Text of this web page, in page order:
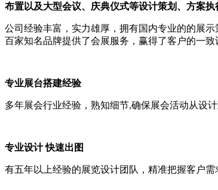
布置以及大型会议、庆典仪式等设计策划、方案
公司经验丰富，实力雄厚，拥有国内专业的的展
百家知名品牌提供了会展服务，赢得了客户的一致
专业展台搭建经验
多年展会行业经验，熟知细节,确保展会活动从设
专业设计 快速出图
有五年以上经验的展览设计团队，精准把握客户需